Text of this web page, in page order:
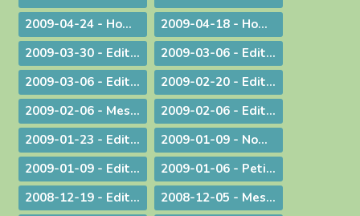
2009-04-24 - Homélie pour la messe chrismale
2009-04-18 - Homélie : A Dieu !
2009-03-30 - ­Edito : Le choc de la dif­fé­rence
2009-03-06 - Edito : L'impact universel de nos responsabilités individuelles
2009-03-06 - Edito : Donner
2009-02-20 - Edito : Le droit de vivre !
2009-02-06 - Message aux diocésains à propos de la levée des excommunications des quatre évêques de la Fraternité Saint Pie X
2009-02-06 - Edito : Un nouveau pas sur la route de l'évangélisation
2009-01-23 - Edito : Une prière sans parole
2009-01-09 - Nomination : le P. S. Bataille, futur Supérieur du Séminaire Français de Rome
2009-01-09 - Edito : Sur les traces de saint Paul : le Forum de l'évangélisation
2009-01-06 - Petit guide de lecture de l'encylique « L'ÉGLISE VIT DE L'EUCHARISTIE »
2008-12-19 - Edito : Noël ou l'humilité de Dieu
2008-12-05 - Message pour le Jubilé du Saint Curé d'Ars